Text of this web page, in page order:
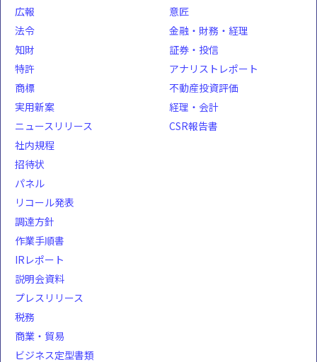
広報
法令
知財
特許
商標
実用新案
ニュースリリース
意匠
金融・財務・経理
証券・投信
アナリストレポート
不動産投資評価
経理・会計
CSR報告書
社内規程
招待状
パネル
リコール発表
調達方針
作業手順書
IRレポート
説明会資料
プレスリリース
税務
商業・貿易
ビジネス定型書類